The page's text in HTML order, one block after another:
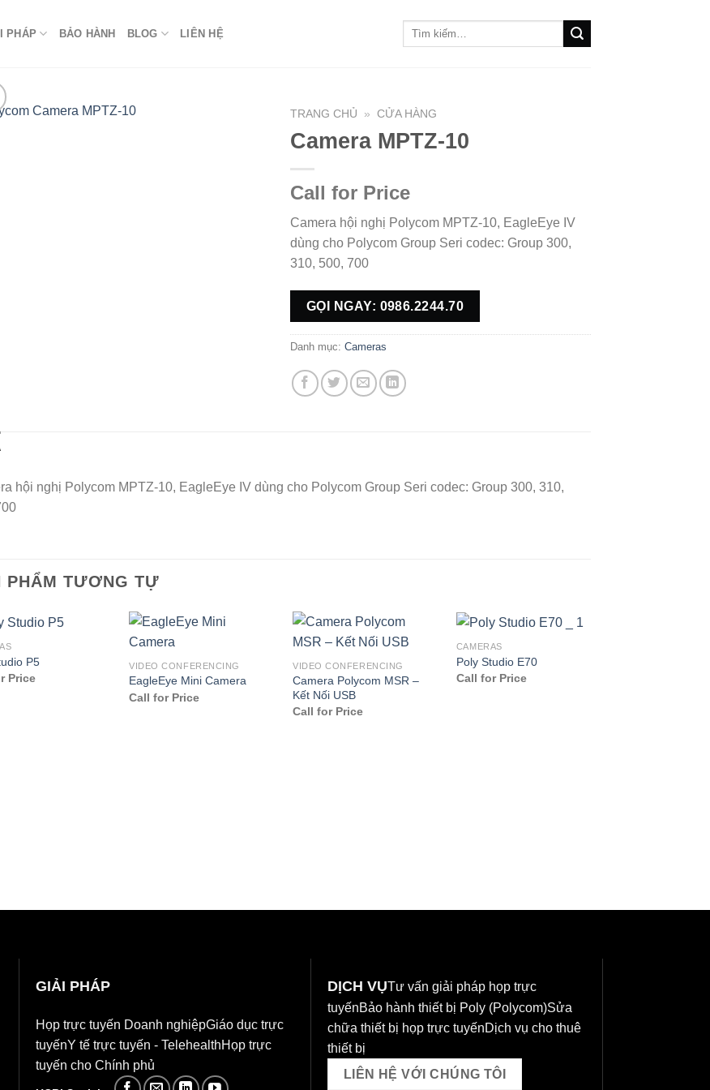
PHÁP BẢO HÀNH BLOG LIÊN HỆ
Tìm
TRANG CHỦ » CỬA HÀNG
Camera MPTZ-10
Call for Price
Camera hội nghị Polycom MPTZ-10, EagleEye IV
dùng cho Polycom Group Seri codec: Group 300,
310, 500, 700
GỌI NGAY: 0986.2244.70
Danh mục:Cameras
hội nghị Polycom MPTZ-10, EagleEye IV dùng cho Polycom Group Seri codec: Group 300, 310,
PHẨM TƯƠNG TỰ
P5
Price
VIDEO CONFERENCING
EagleEye Mini Camera
Call for Price
VIDEO CONFERENCING
Camera Polycom MSR –
Kết Nối USB
Call for Price
CAMERAS
Poly Studio E70
Call for Price
GIẢI PHÁP
Họp trực tuyến Doanh nghiệpGiáo dục trực
tuyếnY tế trực tuyến - TelehealthHọp trực
tuyến cho Chính phủ
DỊCH VỤTư vấn giải pháp họp trực
tuyếnBảo hành thiết bị Poly (Polycom)Sửa
chữa thiết bị họp trực tuyếnDịch vụ cho thuê
thiết bị
LIÊN HỆ VỚI CHÚNG TÔI